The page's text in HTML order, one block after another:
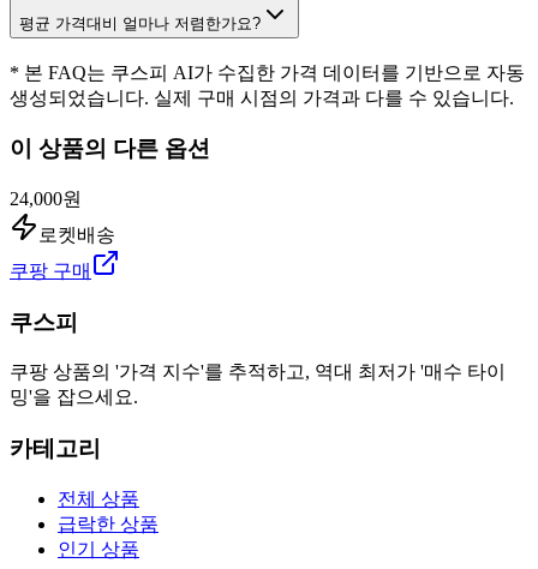
평균 가격대비 얼마나 저렴한가요?
* 본 FAQ는 쿠스피 AI가 수집한 가격 데이터를 기반으로 자동
생성되었습니다. 실제 구매 시점의 가격과 다를 수 있습니다.
이 상품의 다른 옵션
24,000원
로켓배송
쿠팡 구매
쿠스피
쿠팡 상품의 '가격 지수'를 추적하고, 역대 최저가 '매수 타이
밍'을 잡으세요.
카테고리
전체 상품
급락한 상품
인기 상품